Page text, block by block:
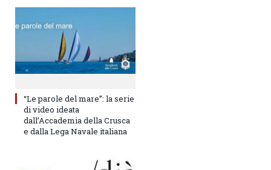
“Le parole del mare”: la serie
di video ideata
dall’Accademia della Crusca
e dalla Lega Navale italiana